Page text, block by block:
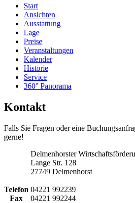
Start
Ansichten
Ausstattung
Lage
Preise
Veranstaltungen
Kalender
Historie
Service
360° Panorama
Kontakt
Falls Sie Fragen oder eine
gerne!
Delmenhorster
Lange Str. 128
27749 Delmenhorst
Telefon 04221 992239
Fax
04221 992244